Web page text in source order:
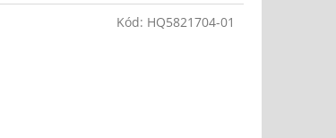
Kód: HQ5821704-01